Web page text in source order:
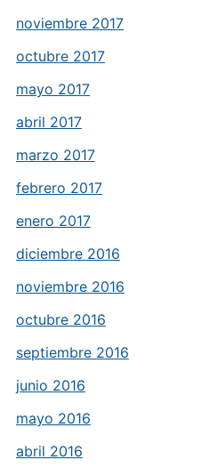
noviembre 2017
octubre 2017
mayo 2017
abril 2017
marzo 2017
febrero 2017
enero 2017
diciembre 2016
noviembre 2016
octubre 2016
septiembre 2016
junio 2016
mayo 2016
abril 2016